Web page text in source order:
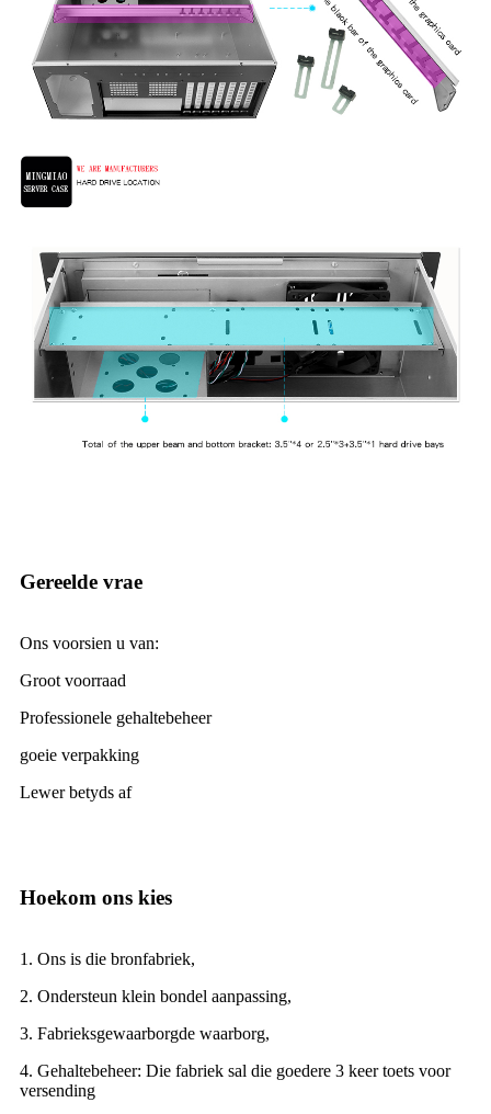
Gereelde vrae
Ons voorsien u van:
Groot voorraad
Professionele gehaltebeheer
goeie verpakking
Lewer betyds af
Hoekom ons kies
1. Ons is die bronfabriek,
2. Ondersteun klein bondel aanpassing,
3. Fabrieksgewaarborgde waarborg,
4. Gehaltebeheer: Die fabriek sal die goedere 3 keer toets voor
versending